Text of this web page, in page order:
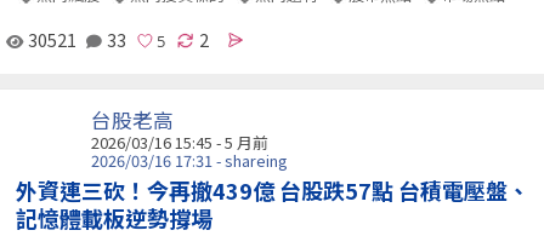
30521 33 2
台股老高
2026/03/16 15:45 - 5 月前
2026/03/16 17:31 - shareing
外資連三砍！今再撤439億 台股跌57點 台積電壓盤、
記憶體載板逆勢撐場